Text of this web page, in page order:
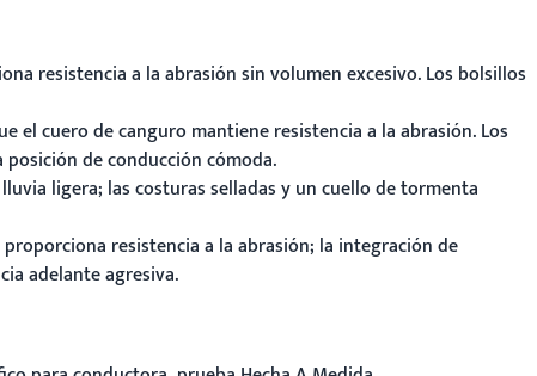
resistencia a la abrasión sin volumen excesivo. Los bolsillos
cuero de canguro mantiene resistencia a la abrasión. Los
de conducción cómoda.
ligera; las costuras selladas y un cuello de tormenta
resistencia a la abrasión; la integración de
adelante agresiva.